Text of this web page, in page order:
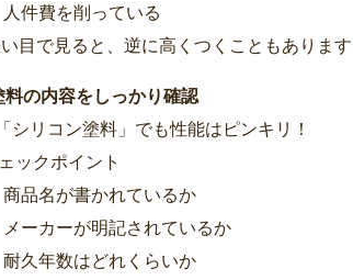
件費を削っている
目で見ると、逆に高くつくこともあります
の内容をしっかり確認
シリコン塗料」でも性能はピンキリ！
ックポイント
品名が書かれているか
ーカーが明記されているか
久年数はどれくらいか